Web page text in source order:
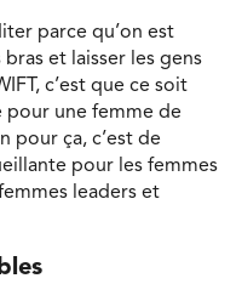
parce qu’on est
et laisser les gens
c’est que ce soit
pour une femme de
pour ça, c’est de
pour les femmes
leaders et